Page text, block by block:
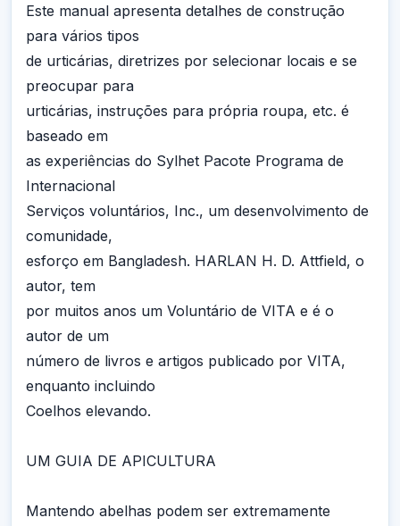
Este manual apresenta detalhes de construção
para vários tipos
de urticárias, diretrizes por selecionar locais e se
preocupar para
urticárias, instruções para própria roupa, etc. é
baseado em
as experiências do Sylhet Pacote Programa de
Internacional
Serviços voluntários, Inc., um desenvolvimento de
comunidade,
esforço em Bangladesh. HARLAN H. D. Attfield, o
autor, tem
por muitos anos um Voluntário de VITA e é o
autor de um
número de livros e artigos publicado por VITA,
enquanto incluindo
Coelhos elevando.
UM GUIA DE APICULTURA
Mantendo abelhas podem ser extremamente